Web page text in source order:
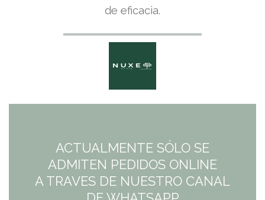
de eficacia.
ACTUALMENTE SÓLO SE
ADMITEN PEDIDOS ONLINE
A TRAVES DE NUESTRO CANAL